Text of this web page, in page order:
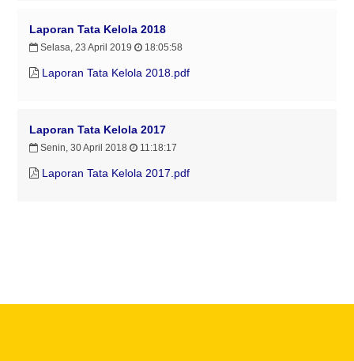
Laporan Tata Kelola 2018
Selasa, 23 April 2019 18:05:58
Laporan Tata Kelola 2018.pdf
Laporan Tata Kelola 2017
Senin, 30 April 2018 11:18:17
Laporan Tata Kelola 2017.pdf